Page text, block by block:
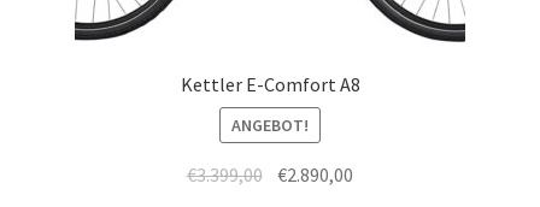
Kettler E-Comfort A8
ANGEBOT!
€3.399,00 €2.890,00